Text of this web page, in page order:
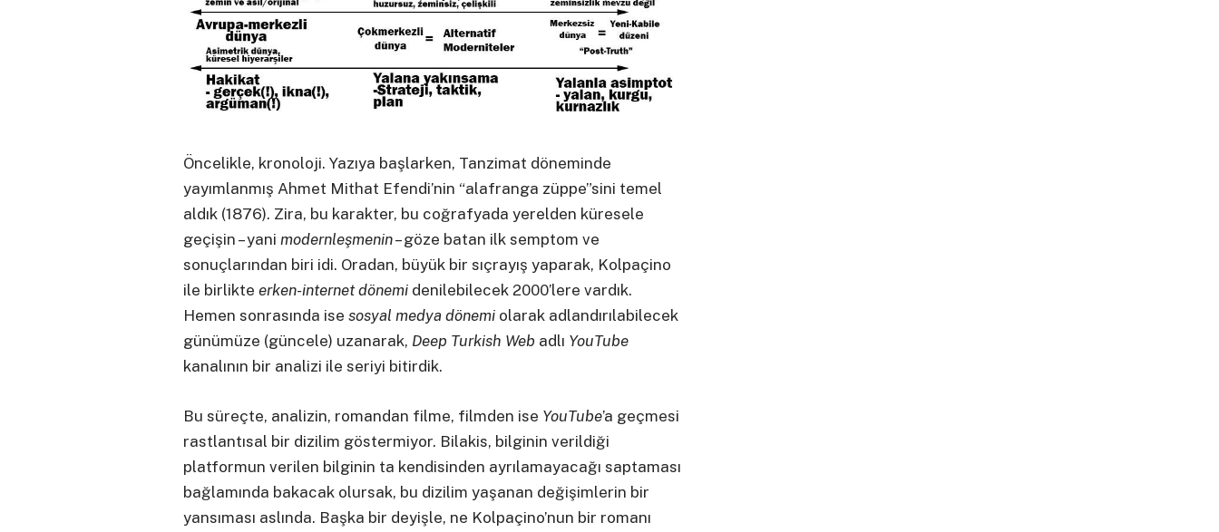
Öncelikle, kronoloji. Yazıya başlarken, Tanzimat döneminde
yayımlanmış Ahmet Mithat Efendi’nin “alafranga züppe”sini temel
aldık (1876). Zira, bu karakter, bu coğrafyada yerelden küresele
geçişin – yani modernleşmenin– göze batan ilk semptom ve
sonuçlarından biri idi. Oradan, büyük bir sıçrayış yaparak, Kolpaçino
ile birlikte erken-internet dönemi denilebilecek 2000’lere vardık.
Hemen sonrasında ise sosyal medya dönemi olarak adlandırılabilecek
günümüze (güncele) uzanarak, Deep Turkish Web adlı YouTube
kanalının bir analizi ile seriyi bitirdik.
Bu süreçte, analizin, romandan filme, filmden ise YouTube’a geçmesi
rastlantısal bir dizilim göstermiyor. Bilakis, bilginin verildiği
platformun verilen bilginin ta kendisinden ayrılamayacağı saptaması
bağlamında bakacak olursak, bu dizilim yaşanan değişimlerin bir
yansıması aslında. Başka bir deyişle, ne Kolpaçino’nun bir romanı